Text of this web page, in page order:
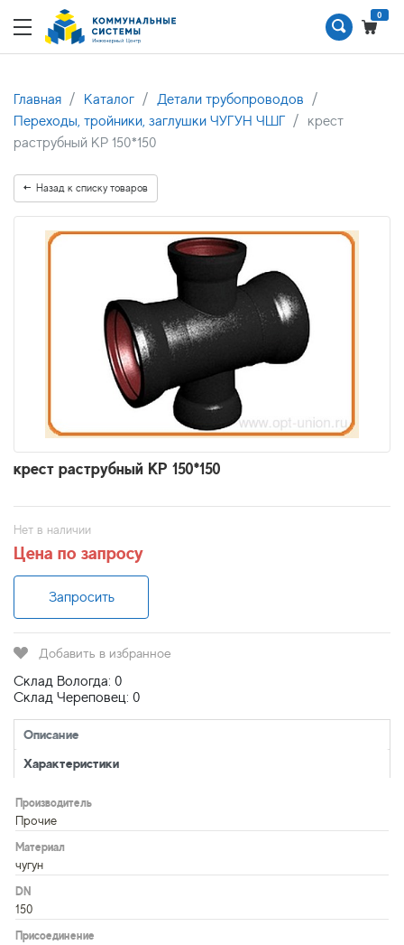
0
Главная Каталог
Детали трубопроводов
Переходы, тройники, заглушки ЧУГУН ЧШГ
крест
раструбный КР 150*150
Назад к списку товаров
крест раструбный КР 150*150
Нет в наличии
Цена по запросу
Запросить
Добавить в избранное
Склад Вологда: 0
Склад Череповец: 0
Описание
Характеристики
Производитель
Прочие
Материал
чугун
DN
150
Присоединение